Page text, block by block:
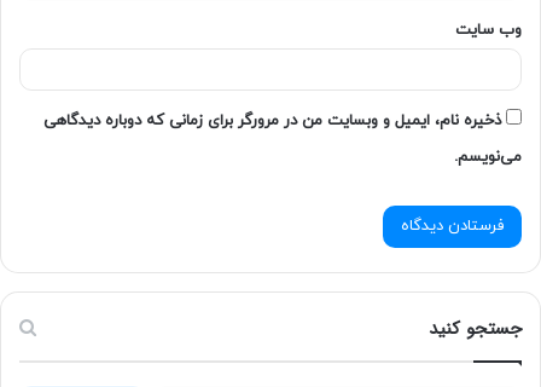
وب‌ سایت
ذخیره نام، ایمیل و وبسایت من در مرورگر برای زمانی که دوباره دیدگاهی
می‌نویسم.
جستجو کنید